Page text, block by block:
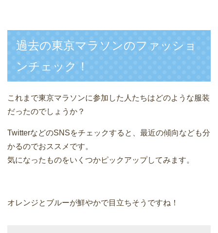
過去の東京マラソンのファッショ
ンチェック！
これまで東京マラソンに参加した人たちはどのような服装
だったのでしょうか？
TwitterなどのSNSをチェックすると、最近の傾向なども分
かるのでおススメです。
気になったものをいくつかピックアップしてみます。
オレンジとブルーが鮮やかで目立ちそうですね！